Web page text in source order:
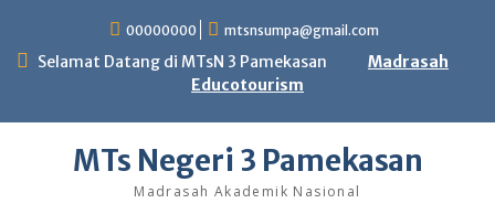
content
00000000 mtsnsumpa@gmail.com
Selamat Datang di MTsN 3 Pamekasan
Madrasah
Educotourism
MTs Negeri 3 Pamekasan
Madrasah Akademik Nasional